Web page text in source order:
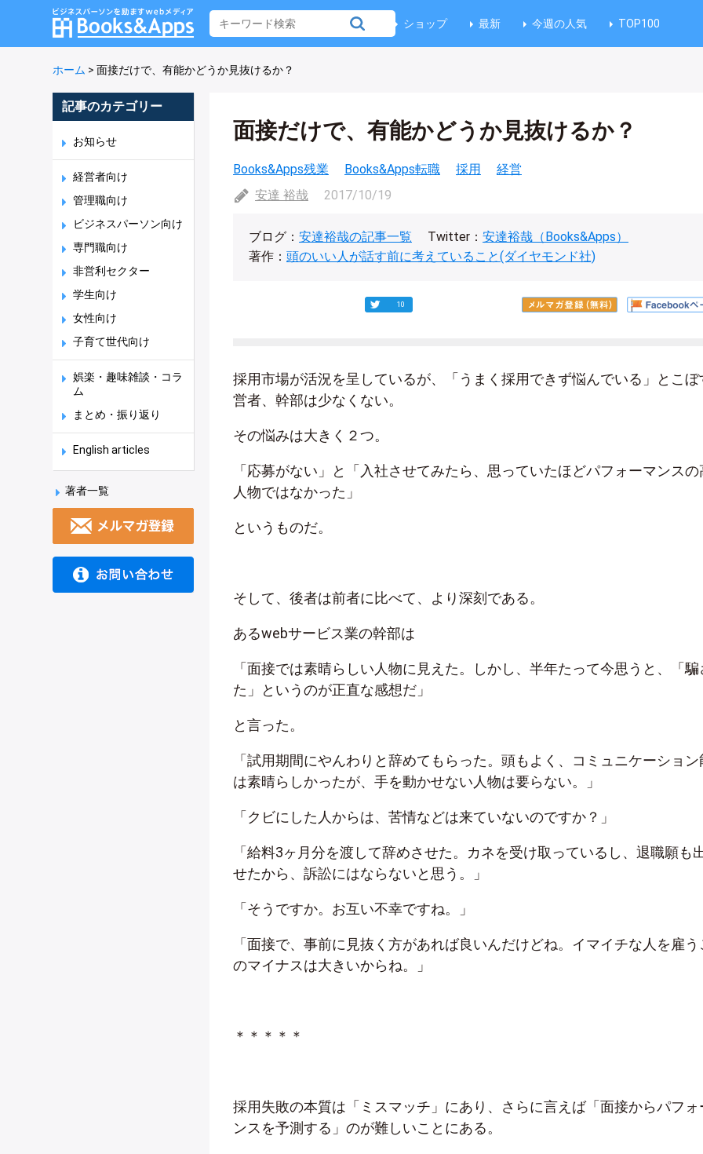
ショップ 最新 今週の人気 TOP100
ホーム > 面接だけで、有能かどうか見抜けるか？
記事のカテゴリー
お知らせ
経営者向け
管理職向け
ビジネスパーソン向け
専門職向け
非営利セクター
学生向け
女性向け
子育て世代向け
娯楽・趣味雑談・コラ
ム
まとめ・振り返り
English articles
著者一覧
面接だけで、有能かどうか見抜けるか？
Books&Apps残業 Books&Apps転職 採用
経営
安達 裕哉
2017/10/19
ブログ： 安達裕哉の記事一覧 Twitter： 安達裕哉（Books&Apps）
著作： 頭のいい人が話す前に考えていること(ダイヤモンド社)
10
採用市場が活況を呈しているが、「うまく採用できず悩んでいる」とこぼ
営者、幹部は少なくない。
その悩みは大きく２つ。
「応募がない」と「入社させてみたら、思っていたほどパフォーマンスの
人物ではなかった」
というものだ。
そして、後者は前者に比べて、より深刻である。
あるwebサービス業の幹部は
「面接では素晴らしい人物に見えた。しかし、半年たって今思うと、「騙
た」というのが正直な感想だ」
と言った。
「試用期間にやんわりと辞めてもらった。頭もよく、コミュニケーション
は素晴らしかったが、手を動かせない人物は要らない。」
「クビにした人からは、苦情などは来ていないのですか？」
「給料3ヶ月分を渡して辞めさせた。カネを受け取っているし、退職願も
せたから、訴訟にはならないと思う。」
「そうですか。お互い不幸ですね。」
「面接で、事前に見抜く方があれば良いんだけどね。イマイチな人を雇う
のマイナスは大きいからね。」
＊＊＊＊＊
採用失敗の本質は「ミスマッチ」にあり、さらに言えば「面接からパフォ
ンスを予測する」のが難しいことにある。